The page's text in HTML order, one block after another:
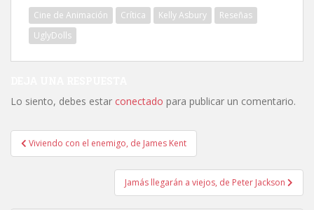
Cine de Animación Crítica Kelly Asbury
Reseñas
UglyDolls
Lo siento, debes estar conectado para publicar un comentario.
Navegación
de
Viviendo con el enemigo, de James Kent
Jamás llegarán a viejos, de Peter Jackson